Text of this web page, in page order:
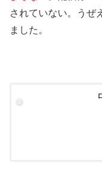
されていない。うぜ
ました。